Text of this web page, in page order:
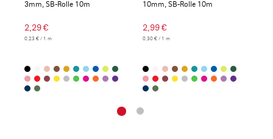
3mm, SB-Rolle 10m
2,29 €
0,23 € / 1 m
10mm, SB-Rolle 10m
2,99 €
0,30 € / 1 m